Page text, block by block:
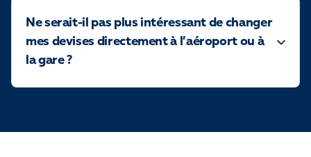
Ne serait-il pas plus intéressant de changer
mes devises directement à l’aéroport ou à
la gare ?